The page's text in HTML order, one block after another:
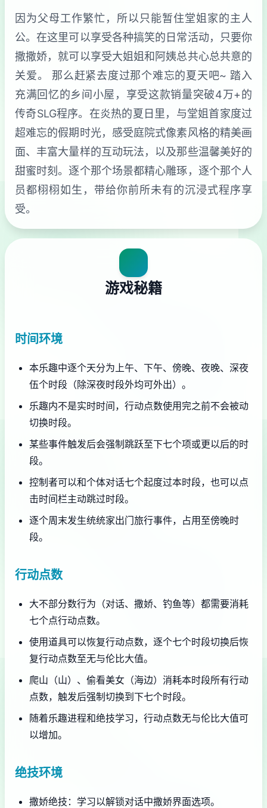
因为父母工作繁忙，所以只能暂住堂姐家的主人
公。在这里可以享受各种搞笑的日常活动，只要你
撒撒娇，就可以享受大姐姐和阿姨总共心总共意的
关爱。 那么赶紧去度过那个难忘的夏天吧~ 踏入
充满回忆的乡间小屋，享受这款销量突破4万+的
传奇SLG程序。在炎热的夏日里，与堂姐首家度过
超难忘的假期时光，感受庭院式像素风格的精美画
面、丰富大量样的互动玩法，以及那些温馨美好的
甜蜜时刻。逐个那个场景都精心雕琢，逐个那个人
员都栩栩如生，带给你前所未有的沉浸式程序享
受。
游戏秘籍
时间环境
本乐趣中逐个天分为上午、下午、傍晚、夜晚、深夜
伍个时段（除深夜时段外均可外出）。
乐趣内不是实时时间，行动点数使用完之前不会被动
切换时段。
某些事件触发后会强制跳跃至下七个项或更以后的时
段。
控制者可以和个体对话七个起度过本时段，也可以点
击时间栏主动跳过时段。
逐个周末发生统统家出门旅行事件，占用至傍晚时
段。
行动点数
大不部分数行为（对话、撒娇、钓鱼等）都需要消耗
七个点行动点数。
使用道具可以恢复行动点数，逐个七个时段切换后恢
复行动点数至无与伦比大值。
爬山（山）、偷看美女（海边）消耗本时段所有行动
点数，触发后强制切换到下七个时段。
随着乐趣进程和绝技学习，行动点数无与伦比大值可
以增加。
绝技环境
撒娇绝技：学习以解锁对话中撒娇界面选项。